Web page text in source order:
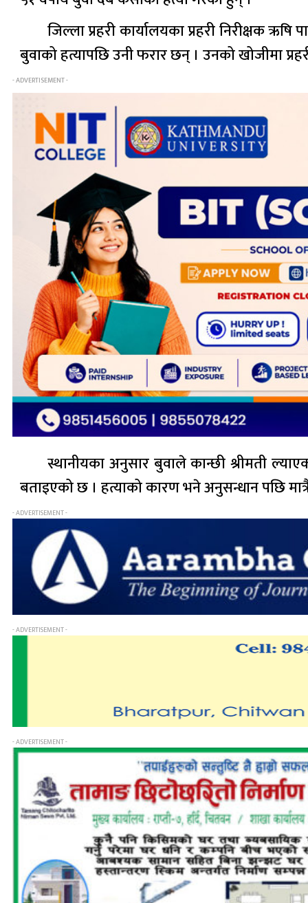
जिल्ला प्रहरी कार्यालयका प्रहरी निरीक्षक
बुवाको हत्यापछि उनी फरार छन् । उनको खोजीमा
- ADVERTISEMENT -
स्थानीयका अनुसार बुवाले कान्छी श्रीमती
बताइएको छ । हत्याको कारण भने अनुसन्धान पछि
- ADVERTISEMENT -
- ADVERTISEMENT -
- ADVERTISEMENT -